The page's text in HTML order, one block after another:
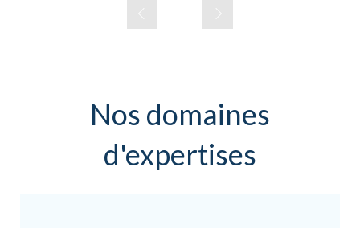
Nos domaines
d'expertises